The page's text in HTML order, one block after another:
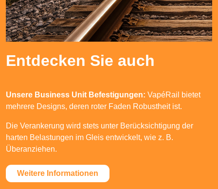
Entdecken Sie auch
Unsere Business Unit Befestigungen: VapéRail bietet
mehrere Designs, deren roter Faden Robustheit ist.
Die Verankerung wird stets unter Berücksichtigung der
harten Belastungen im Gleis entwickelt, wie z. B.
Überanziehen.
Weitere Informationen